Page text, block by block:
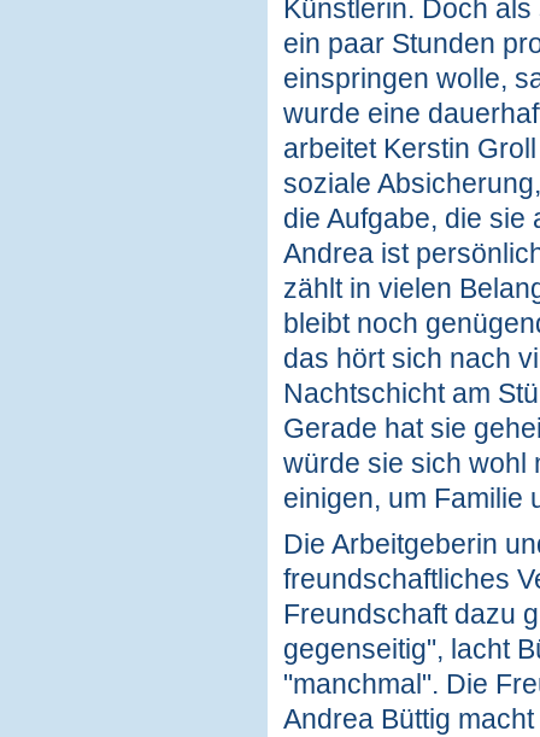
Künstlerin. Doch
ein paar Stunden
einspringen wolle,
wurde eine
arbeitet Kerstin
soziale
die Aufgabe, die sie
Andrea ist
zählt in vielen
bleibt noch
das hört sich nach
Nachtschicht am
Gerade hat sie
würde sie sich wohl
einigen, um Familie
Die Arbeitgeberin
freundschaftliches
Freundschaft dazu
gegenseitig", lacht
"manchmal". Die
Andrea Büttig